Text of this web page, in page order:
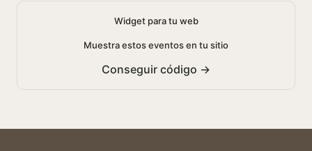
Widget para tu web
Muestra estos eventos en tu sitio
Conseguir código →